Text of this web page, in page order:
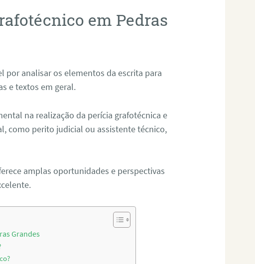
em Pedras
por analisar os elementos da escrita para
e textos em geral.
na realização da perícia grafotécnica e
como perito judicial ou assistente técnico,
amplas oportunidades e perspectivas
Grandes